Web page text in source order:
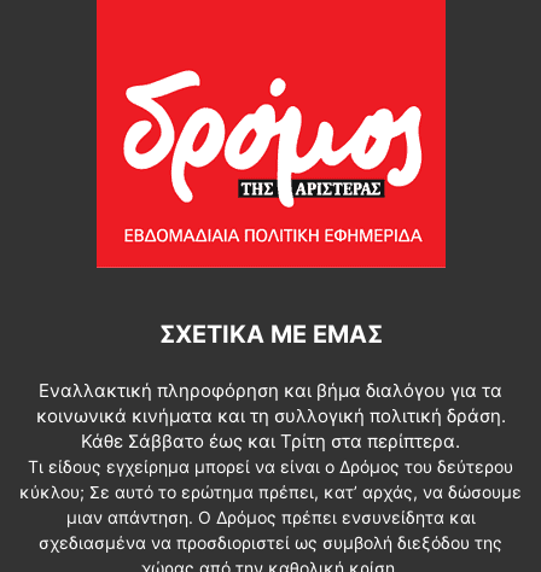
ΣΧΕΤΙΚΆ ΜΕ ΕΜΆΣ
Εναλλακτική πληροφόρηση και βήμα διαλόγου για τα
κοινωνικά κινήματα και τη συλλογική πολιτική δράση.
Κάθε Σάββατο έως και Τρίτη στα περίπτερα.
Τι είδους εγχείρημα μπορεί να είναι ο Δρόμος του δεύτερου
κύκλου; Σε αυτό το ερώτημα πρέπει, κατ’ αρχάς, να δώσουμε
μιαν απάντηση. Ο Δρόμος πρέπει ενσυνείδητα και
σχεδιασμένα να προσδιοριστεί ως συμβολή διεξόδου της
χώρας από την καθολική κρίση.